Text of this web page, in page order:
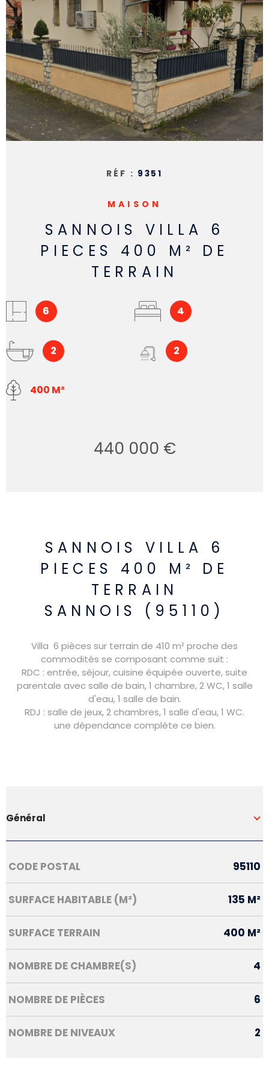
RÉF : 9351
MAISON
SANNOIS VILLA 6
PIECES 400 M² DE
TERRAIN
6 4
2 2
400 M²
440 000 €
SANNOIS VILLA 6
PIECES 400 M² DE
TERRAIN
SANNOIS (95110)
Villa 6 pièces sur terrain de 410 m² proche des
commodités se composant comme suit :
RDC : entrée, séjour, cuisine équipée ouverte, suite
parentale avec salle de bain, 1 chambre, 2 WC, 1 salle
d'eau, 1 salle de bain.
RDJ : salle de jeux, 2 chambres, 1 salle d'eau, 1 WC.
une dépendance complète ce bien.
Général
Caractérisque Valeurs
CODE POSTAL 95110
SURFACE HABITABLE (M²) 135 M²
SURFACE TERRAIN 400 M²
NOMBRE DE CHAMBRE(S) 4
NOMBRE DE PIÈCES 6
NOMBRE DE NIVEAUX 2